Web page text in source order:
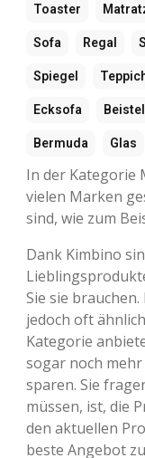
Toaster
Sofa Regal
Spiegel
Ecksofa
Bermuda Glas
In der Kategorie
vielen Marken
sind, wie zum
Dank Kimbino
Sie sie
jedoch oft
Kategorie
sogar noch
sparen. Sie
müssen, ist, die
den aktuellen
beste Angebot